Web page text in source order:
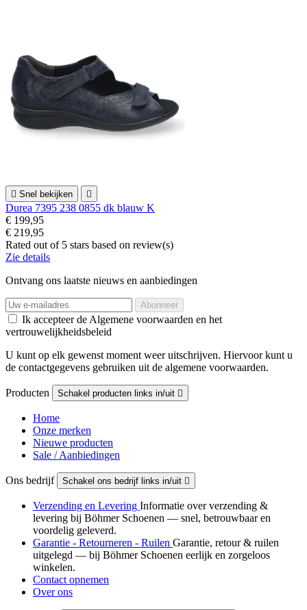
 Snel bekijken 
Durea 7395 238 0855 dk blauw K
€ 199,95
€ 219,95
Rated out of 5 stars based on review(s)
Zie details
Ontvang ons laatste nieuws en aanbiedingen
Ik accepteer de Algemene voorwaarden en het
vertrouwelijkheidsbeleid
U kunt op elk gewenst moment weer uitschrijven. Hiervoor kunt u
de contactgegevens gebruiken uit de algemene voorwaarden.
Producten Schakel producten links in/uit 
Home
Onze merken
Nieuwe producten
Sale / Aanbiedingen
Ons bedrijf Schakel ons bedrijf links in/uit 
Verzending en Levering Informatie over verzending &
levering bij Böhmer Schoenen — snel, betrouwbaar en
voordelig geleverd.
Garantie - Retourneren - Ruilen Garantie, retour & ruilen
uitgelegd — bij Böhmer Schoenen eerlijk en zorgeloos
winkelen.
Contact opnemen
Over ons